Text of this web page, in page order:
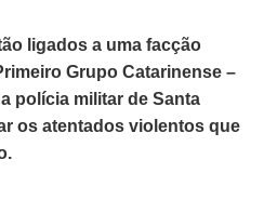
ligados a uma facção
Grupo Catarinense–
polícia militar de Santa
os atentados violentos que